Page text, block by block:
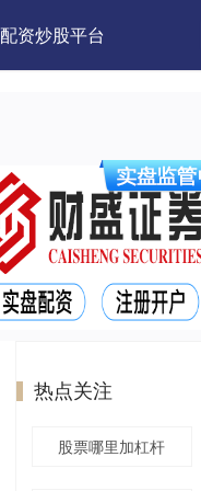
资炒股平台
热点关注
股票哪里加杠杆